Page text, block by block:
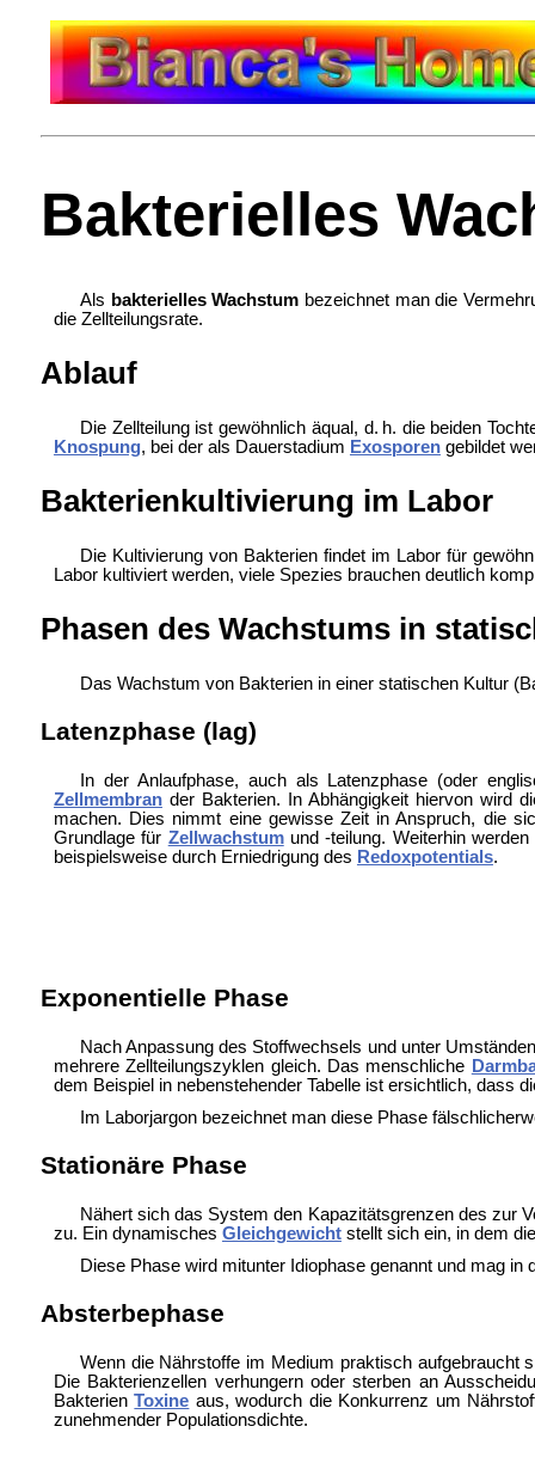
Bakterielles
Als bakterielles Wachstum bezeichnet man die
die Zellteilungsrate.
Ablauf
Die Zellteilung ist gewöhnlich äqual, d. h. die beiden
Knospung, bei der als Dauerstadium Exosporengebildet
Bakterienkultivierung im Labor
Die Kultivierung von Bakterien findet im Labor für
Labor kultiviert werden, viele Spezies brauchen deutlich
Phasen des Wachstums in
Das Wachstum von Bakterien in einer statischen Kultur (
Latenzphase (lag)
In der Anlaufphase, auch als Latenzphase (oder
Zellmembrander Bakterien. In Abhängigkeit hiervon wird
machen. Dies nimmt eine gewisse Zeit in Anspruch, die
Grundlage für Zellwachstumund -teilung. Weiterhin
beispielsweise durch Erniedrigung des Redoxpotentials.
Exponentielle Phase
Nach Anpassung des Stoffwechsels und unter
mehrere Zellteilungszyklen gleich. Das menschliche
dem Beispiel in nebenstehender Tabelle ist ersichtlich, dass
Im Laborjargon bezeichnet man diese Phase
Stationäre Phase
Nähert sich das System den Kapazitätsgrenzen des zur
zu. Ein dynamisches Gleichgewichtstellt sich ein, in dem
Diese Phase wird mitunter Idiophase genannt und mag
Absterbephase
Wenn die Nährstoffe im Medium praktisch aufgebraucht
Die Bakterienzellen verhungern oder sterben an
BakterienToxine aus, wodurch die Konkurrenz um
zunehmender Populationsdichte.